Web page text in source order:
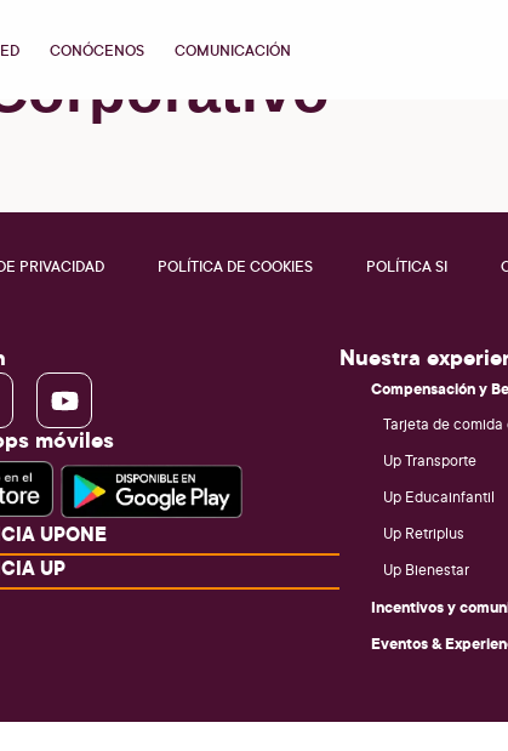
CONÓCENOS COMUNICACIÓN
PRIVACIDAD POLÍTICA DE COOKIES POLÍTICA SI
móviles
UPONE
UP
Nuestra
Compensación y
Tarjeta de
Up Transporte
Up Educainfantil
Up Retriplus
Up Bienestar
Incentivos y
Eventos &